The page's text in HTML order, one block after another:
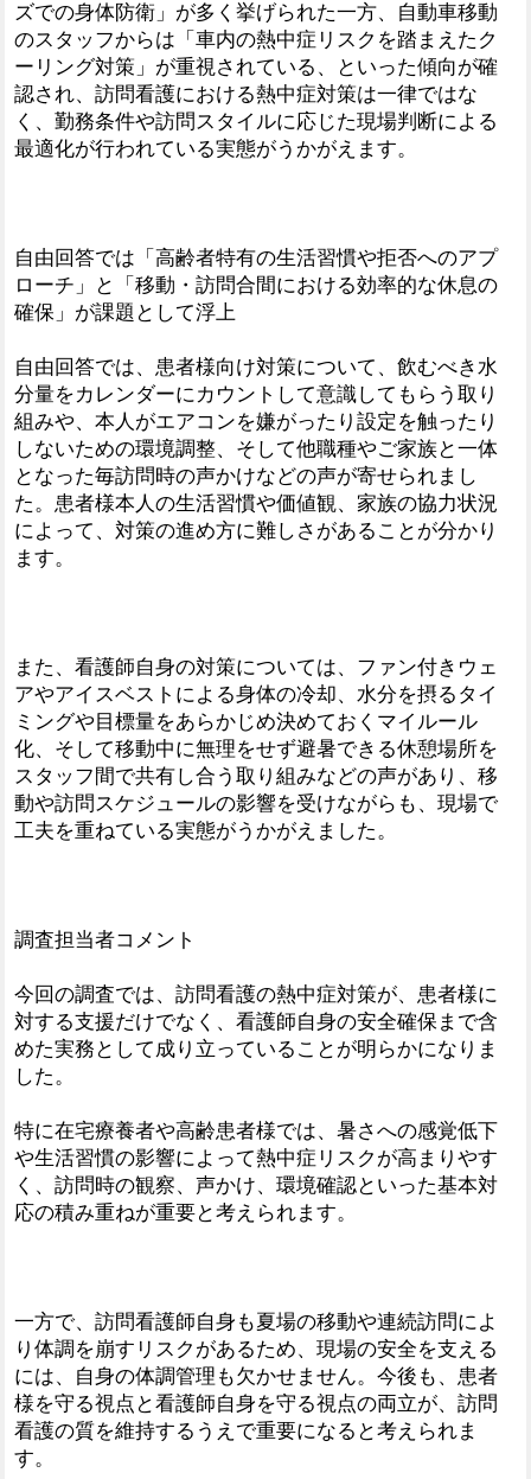
ズでの身体防衛」が多く挙げられた一方、自動車移動
のスタッフからは「車内の熱中症リスクを踏まえたク
ーリング対策」が重視されている、といった傾向が確
認され、訪問看護における熱中症対策は一律ではな
く、勤務条件や訪問スタイルに応じた現場判断による
最適化が行われている実態がうかがえます。
自由回答では「高齢者特有の生活習慣や拒否へのアプ
ローチ」と「移動・訪問合間における効率的な休息の
確保」が課題として浮上
自由回答では、患者様向け対策について、飲むべき水
分量をカレンダーにカウントして意識してもらう取り
組みや、本人がエアコンを嫌がったり設定を触ったり
しないための環境調整、そして他職種やご家族と一体
となった毎訪問時の声かけなどの声が寄せられまし
た。患者様本人の生活習慣や価値観、家族の協力状況
によって、対策の進め方に難しさがあることが分かり
ます。
また、看護師自身の対策については、ファン付きウェ
アやアイスベストによる身体の冷却、水分を摂るタイ
ミングや目標量をあらかじめ決めておくマイルール
化、そして移動中に無理をせず避暑できる休憩場所を
スタッフ間で共有し合う取り組みなどの声があり、移
動や訪問スケジュールの影響を受けながらも、現場で
工夫を重ねている実態がうかがえました。
調査担当者コメント
今回の調査では、訪問看護の熱中症対策が、患者様に
対する支援だけでなく、看護師自身の安全確保まで含
めた実務として成り立っていることが明らかになりま
した。
特に在宅療養者や高齢患者様では、暑さへの感覚低下
や生活習慣の影響によって熱中症リスクが高まりやす
く、訪問時の観察、声かけ、環境確認といった基本対
応の積み重ねが重要と考えられます。
一方で、訪問看護師自身も夏場の移動や連続訪問によ
り体調を崩すリスクがあるため、現場の安全を支える
には、自身の体調管理も欠かせません。今後も、患者
様を守る視点と看護師自身を守る視点の両立が、訪問
看護の質を維持するうえで重要になると考えられま
す。